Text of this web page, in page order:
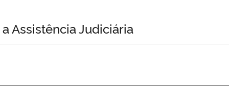
Advocacia-Geral da União Banco Central do Brasil
Assistência Judiciária